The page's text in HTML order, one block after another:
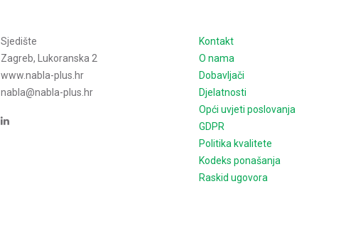
Sjedište
Zagreb, Lukoranska 2
www.nabla-plus.hr
nabla@nabla-plus.hr
Kontakt
O nama
Dobavljači
Djelatnosti
Opći uvjeti poslovanja
GDPR
Politika kvalitete
Kodeks ponašanja
Raskid ugovora